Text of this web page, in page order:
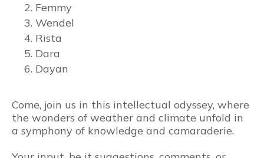
Femmy
Wendel
Rista
Dara
Dayan
Come, join us in this intellectual odyssey, where
the wonders of weather and climate unfold in
a symphony of knowledge and camaraderie.